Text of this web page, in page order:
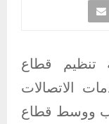
تنظيم قطاع
الاتصالات
ووسط قطاع